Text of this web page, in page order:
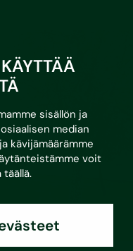
sisällön ja
median
kävijämäärämme
voit
täällä.